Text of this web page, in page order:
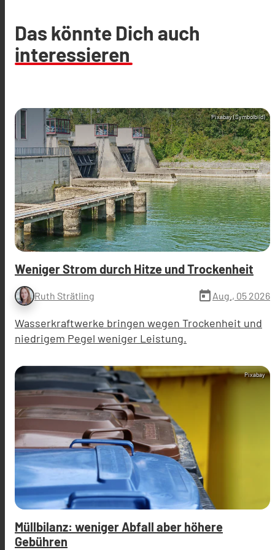
Das könnte Dich auch
interessieren
Pixabay (Symbolbild)
Weniger Strom durch Hitze und Trockenheit
Ruth Strätling today Aug., 05 2026
Wasserkraftwerke bringen wegen Trockenheit und
niedrigem Pegel weniger Leistung.
Pixabay
Müllbilanz: weniger Abfall aber höhere
Gebühren